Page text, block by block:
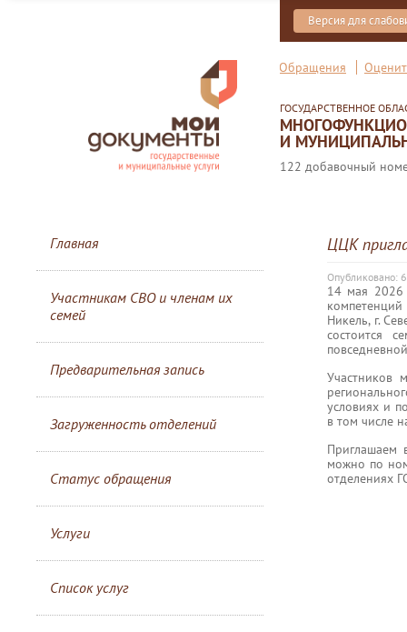
Версия для
Обращения
ГОСУДАРСТВЕННОЕ
И
122 добавочный
Главная
Участникам СВО и членам их
семей
Предварительная запись
Загруженность отделений
Статус обращения
Услуги
Список услуг
ЦЦК
Опубликовано:
14 мая 2026
Никель, г.
состоится
Участников
условиях и
в том числе
Приглашаем
можно по
отделениях